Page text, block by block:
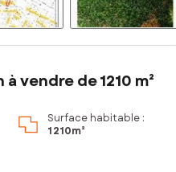
vendre de 1210 m²
Surface habitable :
1 210m²